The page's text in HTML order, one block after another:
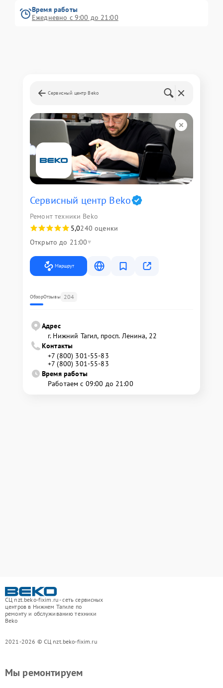
Время работы
Ежедневно с 9:00 до 21:00
Сервисный центр Beko
Сервисный центр Beko
Ремонт техники Beko
5,0240 оценки
Открыто до 21:00
Маршрут
ОбзорОтзывы 204
Адрес
г. Нижний Тагил, просп. Ленина, 22
Контакты
+7 (800) 301-55-83
+7 (800) 301-55-83
Время работы
Работаем с 09:00 до 21:00
СЦ nzt.beko-fixim.ru - сеть сервисных
центров в Нижнем Тагиле по
ремонту и обслуживанию техники
Beko
2021-2026 © СЦ nzt.beko-fixim.ru
Мы ремонтируем